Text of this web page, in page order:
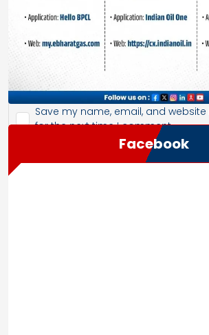
Save my name, email, and
for the next time I comment.
Facebook